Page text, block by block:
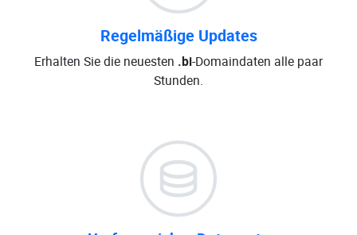
Regelmäßige Updates
Erhalten Sie die neuesten .bi-Domaindaten alle paar
Stunden.